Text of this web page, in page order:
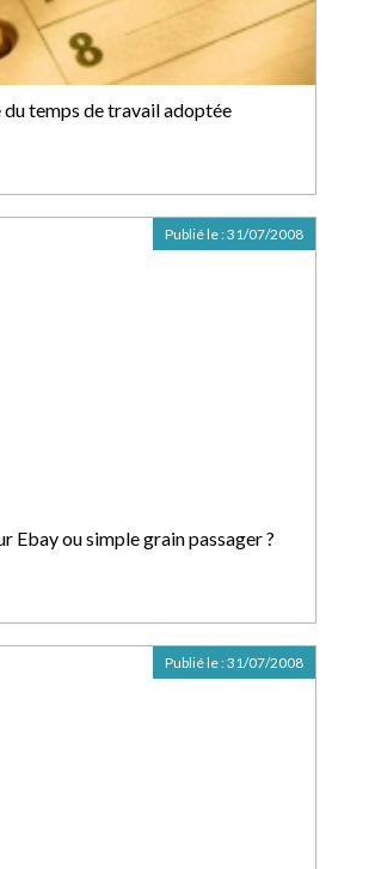
du temps de travail adoptée
Ebay ou simple grain passager ?
Publié le :31/07/2008
Publié le :31/07/2008